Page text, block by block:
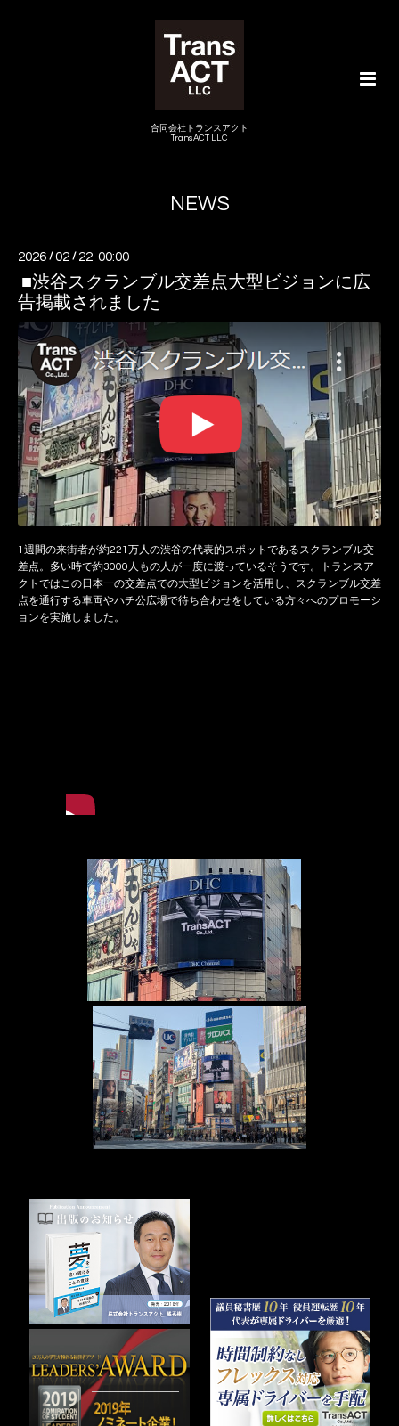
合同会社トランスアクト
TransACT LLC
NEWS
2026 /02 / 22 00:00
■渋谷スクランブル交差点大型ビジョンに広
告掲載されました
1週間の来街者が約221万人の渋谷の代表的スポットであるスクランブル交
差点。多い時で約3000人もの人が一度に渡っているそうです。トランスア
クトではこの日本一の交差点での大型ビジョンを活用し、スクランブル交差
点を通行する車両やハチ公広場で待ち合わせをしている方々へのプロモーシ
ョンを実施しました。